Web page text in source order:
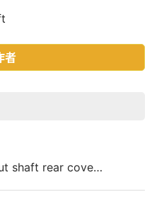
者
shaft rear cove…